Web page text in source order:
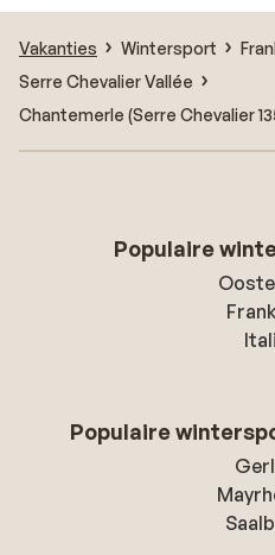
Vakanties Wintersport
Serre Chevalier Vallée
Chantemerle (Serre Chevalier
Populaire
Populaire